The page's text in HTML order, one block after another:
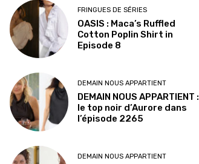
FRINGUES DE SÉRIES
OASIS : Maca’s Ruffled
Cotton Poplin Shirt in
Episode 8
DEMAIN NOUS APPARTIENT
DEMAIN NOUS APPARTIENT :
le top noir d’Aurore dans
l’épisode 2265
DEMAIN NOUS APPARTIENT